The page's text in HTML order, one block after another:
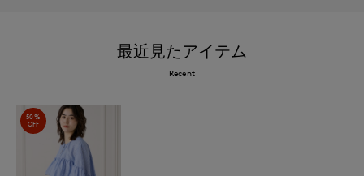
最近見たアイテム
Recent
50%
OFF